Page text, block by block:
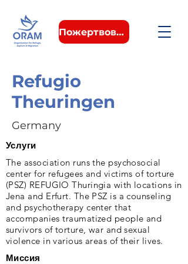
Пожертвовать
Refugio
Theuringen
Germany
Услуги
The association runs the psychosocial
center for refugees and victims of torture
(PSZ) REFUGIO Thuringia with locations in
Jena and Erfurt. The PSZ is a counseling
and psychotherapy center that
accompanies traumatized people and
survivors of torture, war and sexual
violence in various areas of their lives.
Миссия